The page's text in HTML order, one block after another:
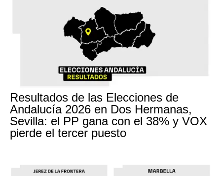
Resultados de las Elecciones de
Andalucía 2026 en Dos Hermanas,
Sevilla: el PP gana con el 38% y VOX
pierde el tercer puesto